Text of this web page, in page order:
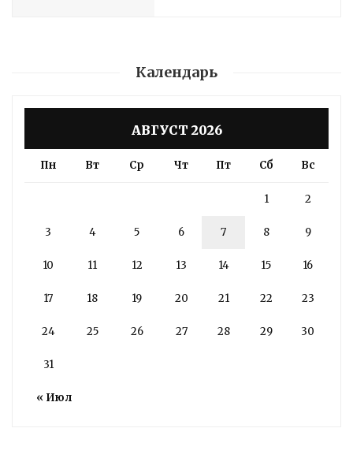
Календарь
АВГУСТ 2026
Пн Вт Ср Чт Пт Сб Вс
« Июл
1 2
3 4 5 6 7 8 9
10 11 12 13 14 15 16
17 18 19 20 21 22 23
24 25 26 27 28 29 30
31